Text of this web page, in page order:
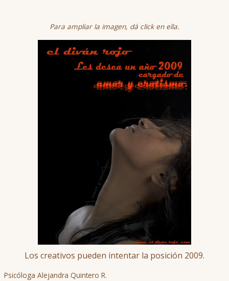
Para ampliar la imagen, dá click en ella.
Los creativos pueden intentar la posición 2009.
Psicóloga Alejandra Quintero R.